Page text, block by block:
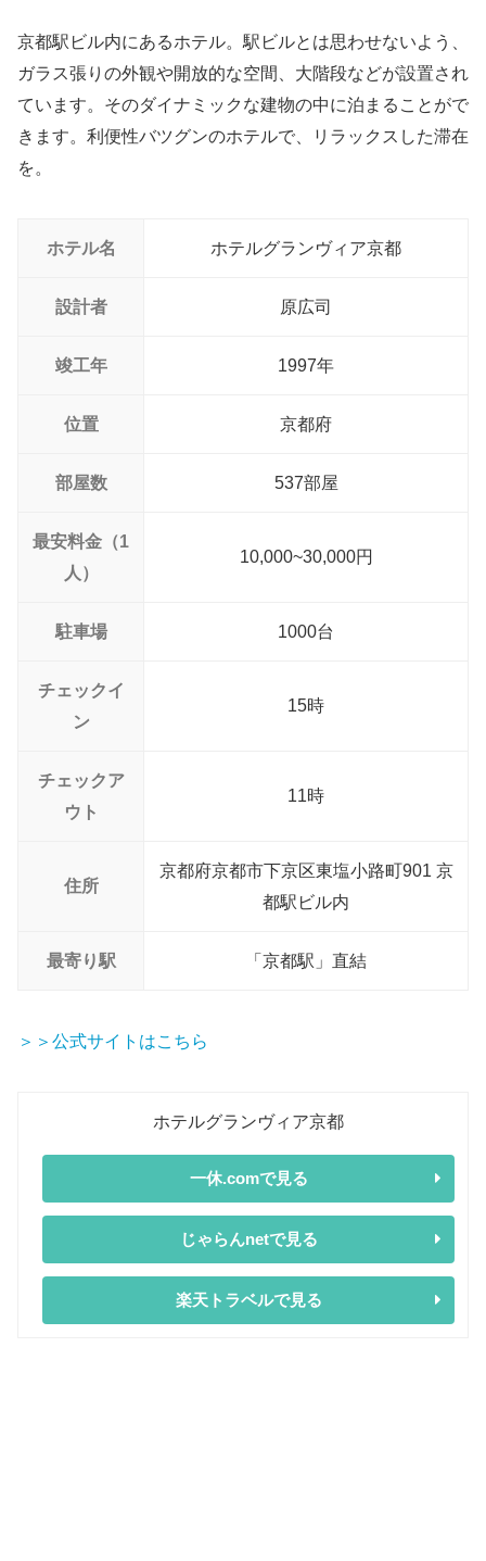
京都駅ビル内にあるホテル。駅ビルとは思わせないよう、
ガラス張りの外観や開放的な空間、大階段などが設置され
ています。そのダイナミックな建物の中に泊まることがで
きます。利便性バツグンのホテルで、リラックスした滞在
を。
ホテル名 ホテルグランヴィア京都
設計者 原広司
竣工年 1997年
位置 京都府
部屋数 537部屋
最安料金（1
人）
10,000~30,000円
駐車場 1000台
チェックイ
ン
15時
チェックア
ウト
11時
住所
京都府京都市下京区東塩小路町901 京
都駅ビル内
最寄り駅 「京都駅」直結
＞＞公式サイトはこちら
ホテルグランヴィア京都
一休.comで見る
じゃらんnetで見る
楽天トラベルで見る